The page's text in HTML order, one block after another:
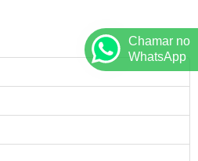
Chamar no
WhatsApp